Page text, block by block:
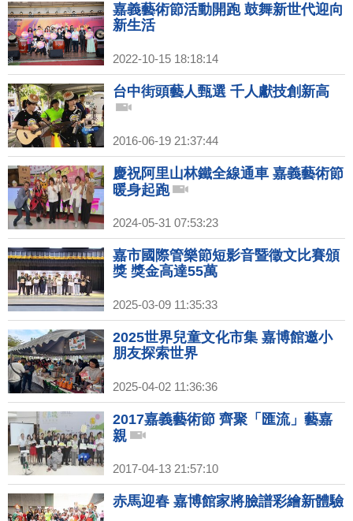
嘉義藝術節活動開跑 鼓舞新世代迎向
新生活
2022-10-15 18:18:14
台中街頭藝人甄選 千人獻技創新高
2016-06-19 21:37:44
慶祝阿里山林鐵全線通車 嘉義藝術節
暖身起跑
2024-05-31 07:53:23
嘉市國際管樂節短影音暨徵文比賽頒
獎 獎金高達55萬
2025-03-09 11:35:33
2025世界兒童文化市集 嘉博館邀小
朋友探索世界
2025-04-02 11:36:36
2017嘉義藝術節 齊聚「匯流」藝嘉
親
2017-04-13 21:57:10
赤馬迎春 嘉博館家將臉譜彩繪新體驗